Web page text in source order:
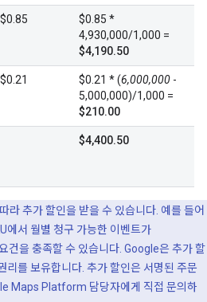
$0.85
$0.85 *
4,930,000/1,000 =
$4,190.50
$0.21 $0.21 * (6,000,000 -
5,000,000)/1,000 =
$210.00
$4,400.50
라 추가 할인을 받을 수 있습니다. 예를 들어
에서 월별 청구 가능한 이벤트가
건을 충족할 수 있습니다. Google은 추가 할
리를 보유합니다. 추가 할인은 서명된 주문
Maps Platform 담당자에게 직접 문의하